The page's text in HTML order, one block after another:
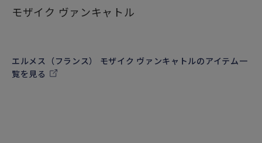
モザイク ヴァンキャトル
エルメス（フランス） モザイク ヴァンキャトルのアイテム一
覧を見る